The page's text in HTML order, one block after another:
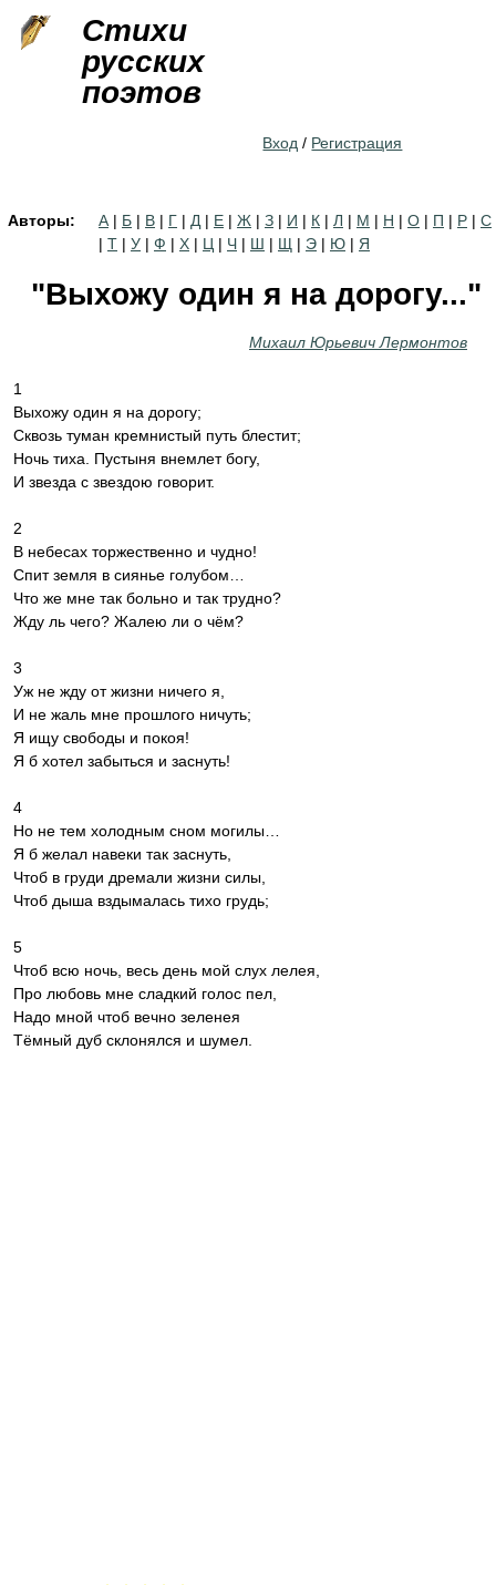
Стихи
русских
поэтов
Вход / Регистрация
Авторы: А | Б | В | Г | Д | Е | Ж | З | И | К | Л | М | Н | О | П | Р | С
| Т | У | Ф | Х | Ц | Ч | Ш | Щ | Э | Ю | Я
"Выхожу один я на дорогу..."
Михаил Юрьевич Лермонтов
1
Выхожу один я на дорогу;
Сквозь туман кремнистый путь блестит;
Ночь тиха. Пустыня внемлет богу,
И звезда с звездою говорит.
2
В небесах торжественно и чудно!
Спит земля в сиянье голубом…
Что же мне так больно и так трудно?
Жду ль чего? Жалею ли о чём?
3
Уж не жду от жизни ничего я,
И не жаль мне прошлого ничуть;
Я ищу свободы и покоя!
Я б хотел забыться и заснуть!
4
Но не тем холодным сном могилы…
Я б желал навеки так заснуть,
Чтоб в груди дремали жизни силы,
Чтоб дыша вздымалась тихо грудь;
5
Чтоб всю ночь, весь день мой слух лелея,
Про любовь мне сладкий голос пел,
Надо мной чтоб вечно зеленея
Тёмный дуб склонялся и шумел.